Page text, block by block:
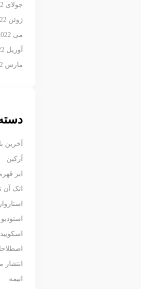
جولای 2022
ژوئن 2022
می 2022
آوریل 2022
مارس 2022
آخرین
آرکین
ابر
اتک آن
انتشار
انیمه